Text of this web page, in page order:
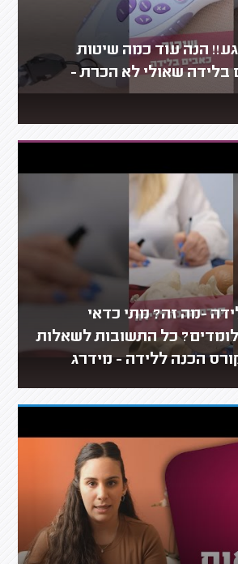
הנה עוד כמה שיטות
בלידה שאולי לא הכרת -
-מה זה? מתי כדאי
כל התשובות לשאלות
הכנה ללידה - מידרג